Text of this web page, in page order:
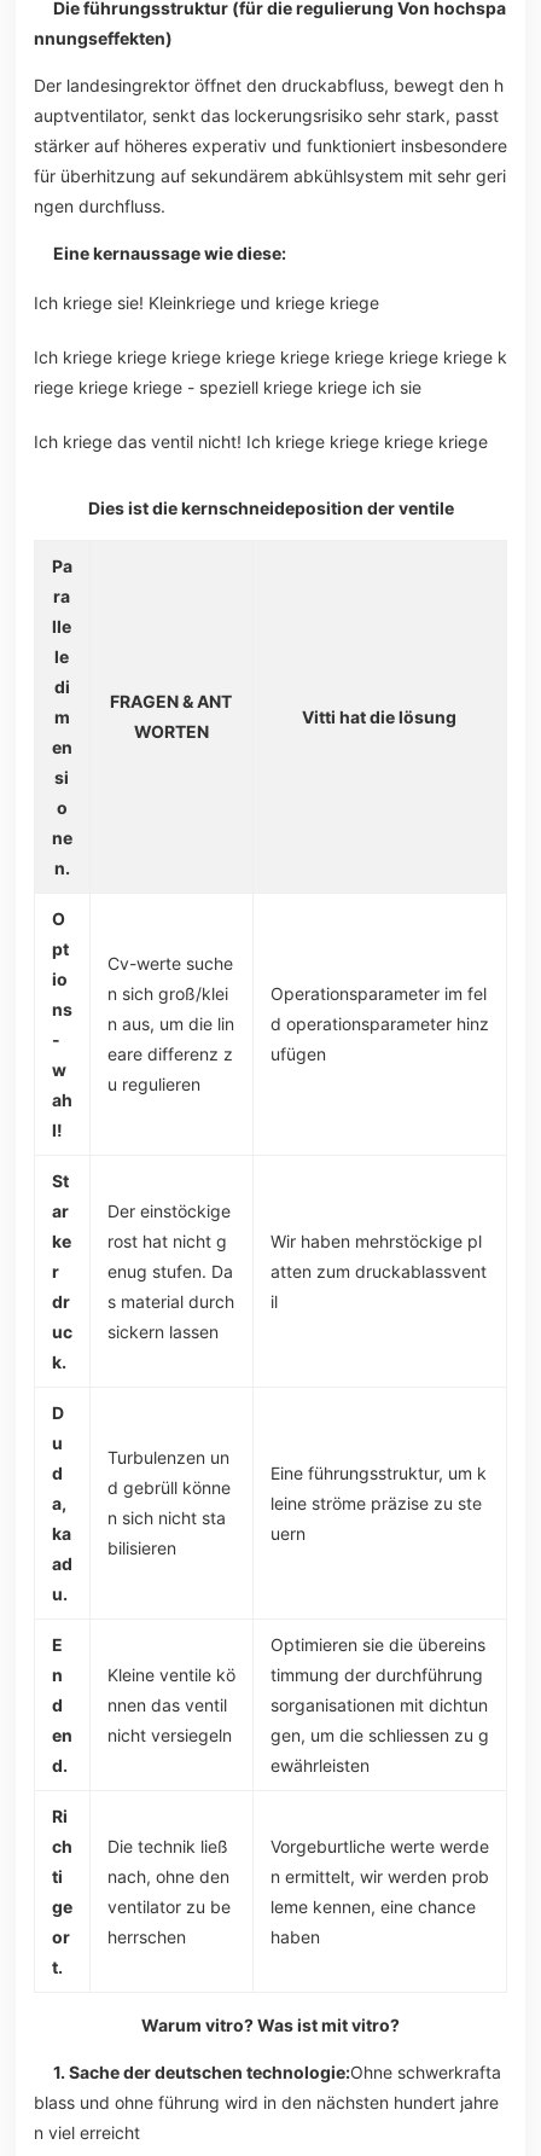
Die führungsstruktur (für die regulierung Von hochspa
nnungseffekten)
Der landesingrektor öffnet den druckabfluss, bewegt den h
auptventilator, senkt das lockerungsrisiko sehr stark, passt
stärker auf höheres experativ und funktioniert insbesondere
für überhitzung auf sekundärem abkühlsystem mit sehr geri
ngen durchfluss.
Eine kernaussage wie diese:
Ich kriege sie! Kleinkriege und kriege kriege
Ich kriege kriege kriege kriege kriege kriege kriege kriege k
riege kriege kriege - speziell kriege kriege ich sie
Ich kriege das ventil nicht! Ich kriege kriege kriege kriege
Dies ist die kernschneideposition der ventile
Pa
ra
lle
le
di
m
en
si
o
ne
n.
FRAGEN & ANT
WORTEN
Vitti hat die lösung
O
pt
io
ns
-
w
ah
l!
Cv-werte suche
n sich groß/klei
n aus, um die lin
eare differenz z
u regulieren
Operationsparameter im fel
d operationsparameter hinz
ufügen
St
ar
ke
r
dr
uc
k.
Der einstöckige
rost hat nicht g
enug stufen. Da
s material durch
sickern lassen
Wir haben mehrstöckige pl
atten zum druckablassvent
il
D
u
d
a,
ka
ad
u.
Turbulenzen un
d gebrüll könne
n sich nicht sta
bilisieren
Eine führungsstruktur, um k
leine ströme präzise zu ste
uern
E
n
d
en
d.
Kleine ventile kö
nnen das ventil
nicht versiegeln
Optimieren sie die übereins
timmung der durchführung
sorganisationen mit dichtun
gen, um die schliessen zu g
ewährleisten
Ri
ch
ti
ge
or
t.
Die technik ließ
nach, ohne den
ventilator zu be
herrschen
Vorgeburtliche werte werde
n ermittelt, wir werden prob
leme kennen, eine chance
haben
Warum vitro? Was ist mit vitro?
1. Sache der deutschen technologie:Ohne schwerkrafta
blass und ohne führung wird in den nächsten hundert jahre
n viel erreicht